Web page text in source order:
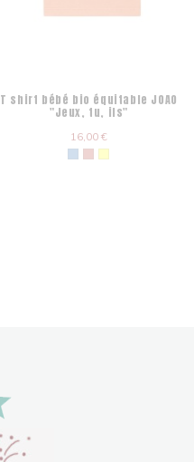
T shirt bébé bio équitable JOAO
"Jeux, tu, ils"
16,00 €